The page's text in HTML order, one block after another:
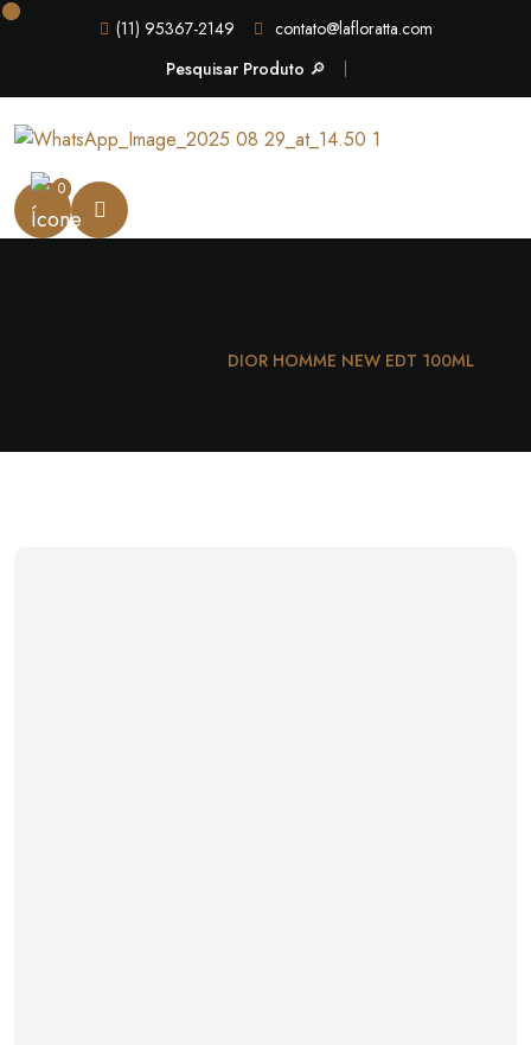
(11) 95367-2149
contato@lafloratta.com
Pesquisar Produto 🔎
0
DIOR HOMME NEW EDT 100ML